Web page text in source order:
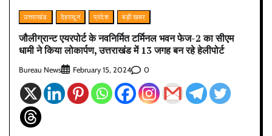
उत्तराखंड देहरादून प्रदेश बड़ी खबर
जौलीग्रान्ट एयरपोर्ट के नवनिर्मित टर्मिनल भवन फेज-2 का सीएम
धामी ने किया लोकार्पण, उत्तराखंड में 13 जगह बन रहे हेलीपोर्ट
Bureau News February 15, 2024 0